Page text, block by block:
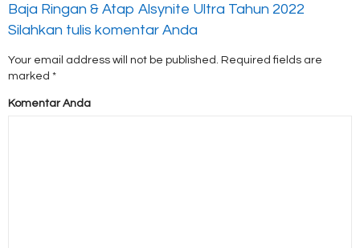
Baja Ringan & Atap Alsynite Ultra Tahun 2022
Silahkan tulis komentar Anda
Your email address will not be published. Required fields are
marked *
Komentar Anda